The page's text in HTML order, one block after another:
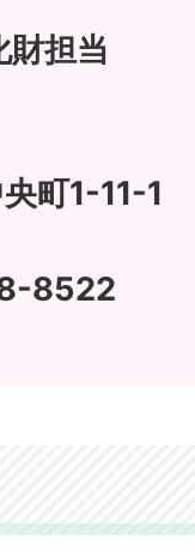
財担当
央町1-11-
8522